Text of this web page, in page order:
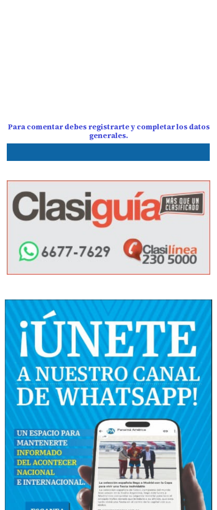
Para comentar debes registrarte y completar los datos
generales.